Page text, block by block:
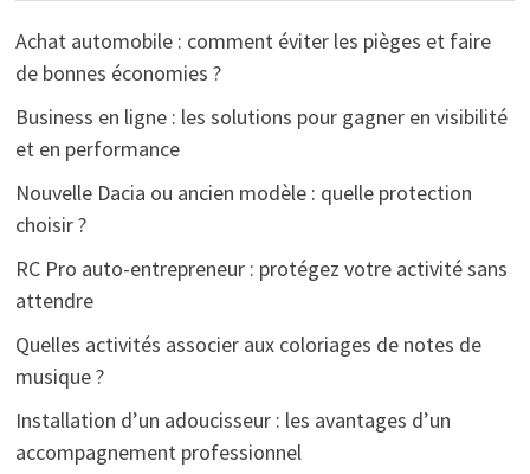
Achat automobile : comment éviter les pièges et faire
de bonnes économies ?
Business en ligne : les solutions pour gagner en visibilité
et en performance
Nouvelle Dacia ou ancien modèle : quelle protection
choisir ?
RC Pro auto-entrepreneur : protégez votre activité sans
attendre
Quelles activités associer aux coloriages de notes de
musique ?
Installation d’un adoucisseur : les avantages d’un
accompagnement professionnel